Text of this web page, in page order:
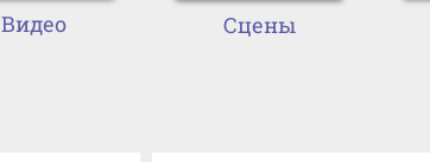
Видео Сцены